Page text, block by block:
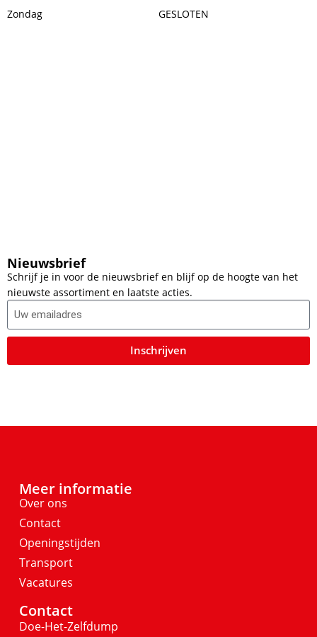
Zondag
GESLOTEN
Nieuwsbrief
Schrijf je in voor de nieuwsbrief en blijf op de hoogte van het
nieuwste assortiment en laatste acties.
Inschrijven
Meer informatie
Over ons
Contact
Openingstijden
Transport
Vacatures
Contact
Doe-Het-Zelfdump